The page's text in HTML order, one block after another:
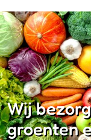
Wij
groenten